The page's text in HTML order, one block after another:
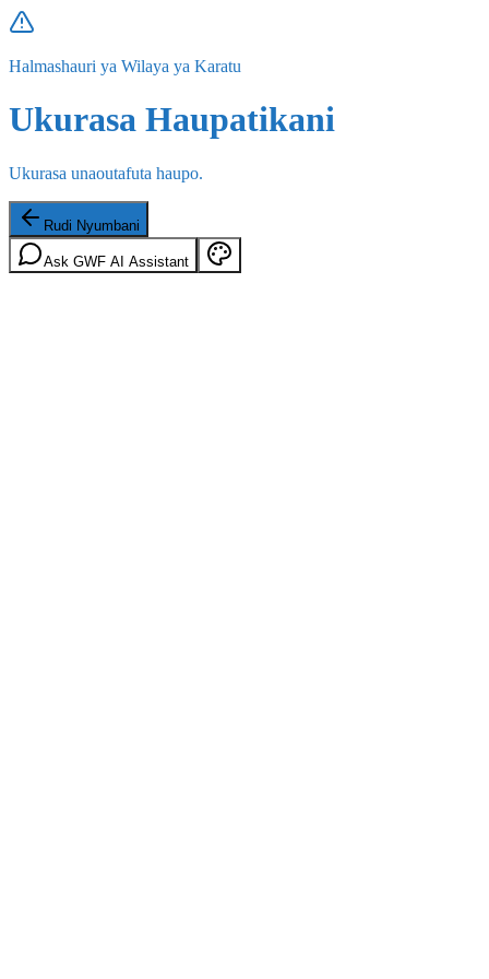
Halmashauri ya Wilaya ya Karatu
Ukurasa Haupatikani
Ukurasa unaoutafuta haupo.
Rudi Nyumbani
Ask GWF AI Assistant